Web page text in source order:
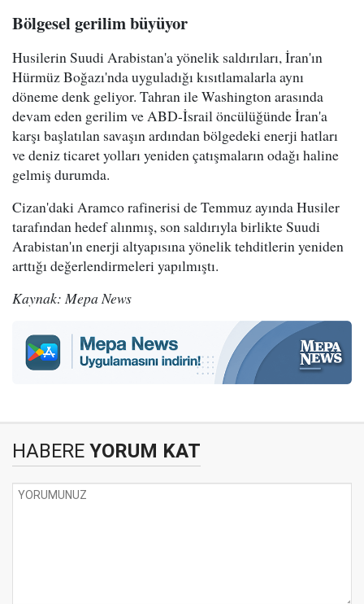
Bölgesel gerilim büyüyor
Husilerin Suudi Arabistan'a yönelik saldırıları, İran'ın
Hürmüz Boğazı'nda uyguladığı kısıtlamalarla aynı
döneme denk geliyor. Tahran ile Washington arasında
devam eden gerilim ve ABD-İsrail öncülüğünde İran'a
karşı başlatılan savaşın ardından bölgedeki enerji hatları
ve deniz ticaret yolları yeniden çatışmaların odağı haline
gelmiş durumda.
Cizan'daki Aramco rafinerisi de Temmuz ayında Husiler
tarafından hedef alınmış, son saldırıyla birlikte Suudi
Arabistan'ın enerji altyapısına yönelik tehditlerin yeniden
arttığı değerlendirmeleri yapılmıştı.
Kaynak: Mepa News
HABERE YORUM KAT